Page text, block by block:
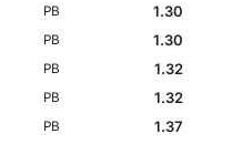
PB
1.30
PB
1.30
PB
1.32
PB
1.32
PB
1.37